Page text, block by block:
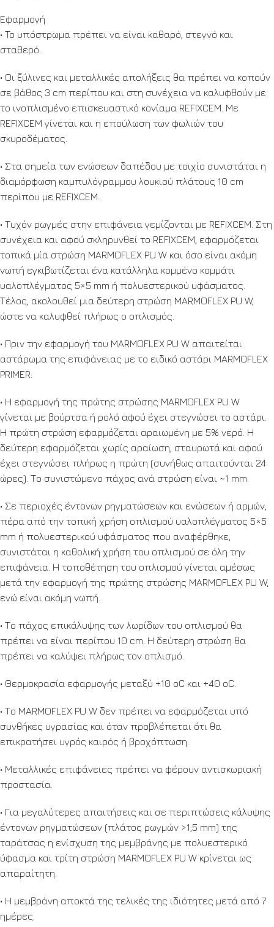
Εφαρμογή
• To υπόστρωμα πρέπει να είναι καθαρό, στεγνό και
σταθερό.
• Οι ξύλινες και μεταλλικές απολήξεις θα πρέπει να κοπούν
σε βάθος 3 cm περίπου και στη συνέχεια να καλυφθούν με
το ινοπλισμένο επισκευαστικό κονίαμα REFIXCEM. Με
REFIXCEM γίνεται και η επούλωση των φωλιών του
σκυροδέματος.
• Στα σημεία των ενώσεων δαπέδου με τοιχίο συνιστάται η
διαμόρφωση καμπυλόγραμμου λουκιού πλάτους 10 cm
περίπου με REFIXCEM.
• Τυχόν ρωγμές στην επιφάνεια γεμίζονται με REFIXCEM. Στη
συνέχεια και αφού σκληρυνθεί το REFIXCEM, εφαρμόζεται
τοπικά μία στρώση MARMOFLEX PU W και όσο είναι ακόμη
νωπή εγκιβωτίζεται ένα κατάλληλα κομμένο κομμάτι
υαλοπλέγματος 5×5 mm ή πολυεστερικού υφάσματος.
Τέλος, ακολουθεί μια δεύτερη στρώση MARMOFLEX PU W,
ώστε να καλυφθεί πλήρως ο οπλισμός.
• Πριν την εφαρμογή του MARMOFLEX PU W απαιτείται
αστάρωμα της επιφάνειας με το ειδικό αστάρι MARMOFLEX
PRIMER.
• Η εφαρμογή της πρώτης στρώσης MARMOFLEX PU W
γίνεται με βούρτσα ή ρολό αφού έχει στεγνώσει το αστάρι.
Η πρώτη στρώση εφαρμόζεται αραιωμένη με 5% νερό. Η
δεύτερη εφαρμόζεται χωρίς αραίωση, σταυρωτά και αφού
έχει στεγνώσει πλήρως η πρώτη (συνήθως απαιτούνται 24
ώρες). Το συνιστώμενο πάχος ανά στρώση είναι ~1 mm.
• Σε περιοχές έντονων ρηγματώσεων και ενώσεων ή αρμών,
πέρα από την τοπική χρήση οπλισμού υαλοπλέγματος 5×5
mm ή πολυεστερικού υφάσματος που αναφέρθηκε,
συνιστάται η καθολική χρήση του οπλισμού σε όλη την
επιφάνεια. Η τοποθέτηση του οπλισμού γίνεται αμέσως
μετά την εφαρμογή της πρώτης στρώσης MARMOFLEX PU W,
ενώ είναι ακόμη νωπή.
• Το πάχος επικάλυψης των λωρίδων του οπλισμού θα
πρέπει να είναι περίπου 10 cm. Η δεύτερη στρώση θα
πρέπει να καλύψει πλήρως τον οπλισμό.
• Θερμοκρασία εφαρμογής μεταξύ +10 oC και +40 oC.
• Το MARMOFLEX PU W δεν πρέπει να εφαρμόζεται υπό
συνθήκες υγρασίας και όταν προβλέπεται ότι θα
επικρατήσει υγρός καιρός ή βροχόπτωση.
• Μεταλλικές επιφάνειες πρέπει να φέρουν αντισκωριακή
προστασία.
• Για μεγαλύτερες απαιτήσεις και σε περιπτώσεις κάλυψης
έντονων ρηγματώσεων (πλάτος ρωγμών >1,5 mm) της
ταράτσας η ενίσχυση της μεμβράνης με πολυεστερικό
ύφασμα και τρίτη στρώση MARMOFLEX PU W κρίνεται ως
απαραίτητη.
• Η μεμβράνη αποκτά της τελικές της ιδιότητες μετά από 7
ημέρες.